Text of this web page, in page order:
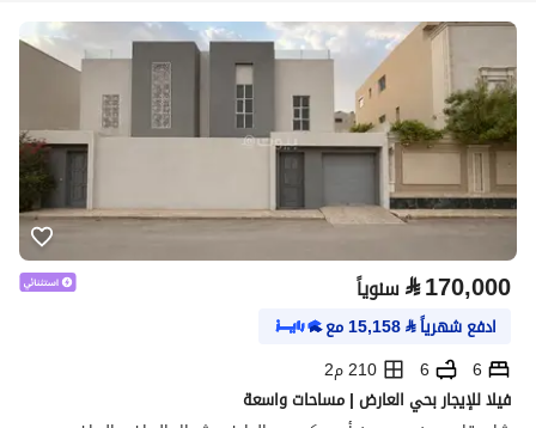
⃁170,000 سنوياً
ادفع شهرياً⃁
15,158مع
6
6
210 م2
فيلا للإيجار بحي العارض | مساحات واسعة